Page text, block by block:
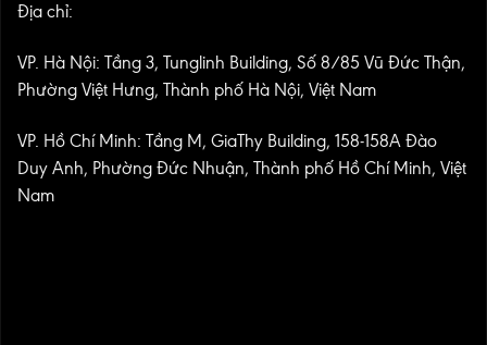
Địa chỉ:
VP. Hà Nội: Tầng 3, Tunglinh Building, Số 8/85 Vũ Đức Thận,
Phường Việt Hưng, Thành phố Hà Nội, Việt Nam
VP. Hồ Chí Minh: Tầng M, GiaThy Building, 158-158A Đào
Duy Anh, Phường Đức Nhuận, Thành phố Hồ Chí Minh, Việt
Nam